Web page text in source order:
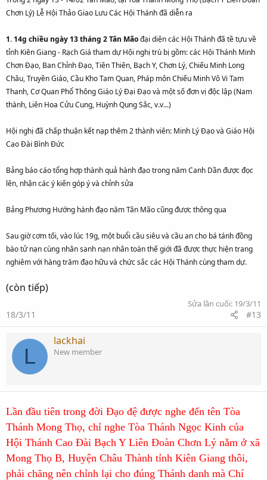
Chơn Lý) Lễ Hội Thảo Giao Lưu Các Hội Thánh đã diễn ra
1. 14g chiều ngày 13 tháng 2 Tân Mãođại diện các Hội Thánh đã tề tựu về
tỉnh Kiên Giang - Rạch Giá tham dự Hội nghị trù bị gồm: các Hội Thánh Minh
Chơn Đạo, Ban Chỉnh Đạo, Tiên Thiên, Bạch Y, Chơn Lý, Chiếu Minh Long
Châu, Truyền Giáo, Cầu Kho Tam Quan, Pháp môn Chiếu Minh Vô Vi Tam
Thanh, Cơ Quan Phổ Thông Giáo Lý Đại Đạo và một số đơn vị độc lập (Nam
thành, Liên Hoa Cửu Cung, Huỳnh Qung Sắc, v.v...)
Hội nghị đã chấp thuận kết nạp thêm 2 thành viên: Minh Lý Đạo và Giáo Hội
Cao Đài Bình Đức
Bảng báo cáo tổng hợp thành quả hành đạo trong năm Canh Dần được đọc
lên, nhận các ý kiến góp ý và chỉnh sửa
Bảng Phương Hướng hành đạo năm Tân Mão cũng được thông qua
Sau giờ cơm tối, vào lúc 19g, một buổi cầu siêu và cầu an cho bá tánh đồng
bào tử nạn cùng nhân sanh nạn nhân toàn thế giới đã được thực hiện trang
nghiêm với hàng trăm đạo hữu và chức sắc các Hội Thánh cùng tham dự.
(còn tiếp)
Sửa lần cuối: 19/3/11
18/3/11 #13
L
lackhai
New member
Lần đầu tiên trong đời Đạo đệ được nghe đến tên Tòa
Thánh Mong Thọ, chỉ nghe Tòa Thánh Ngọc Kinh của
Hội Thánh Cao Đài Bạch Y Liên Đoàn Chơn Lý nằm ở xã
Mong Thọ B, Huyện Châu Thành tỉnh Kiên Giang thôi,
phải chăng nên chỉnh lại cho đúng Thánh danh mà Chí